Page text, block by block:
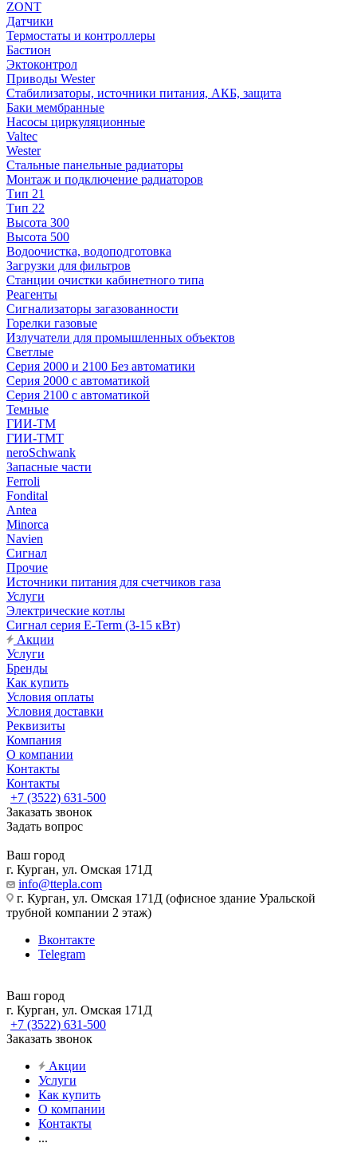
ZONT
Датчики
Термостаты и контроллеры
Бастион
Эктоконтрол
Приводы Wester
Стабилизаторы, источники питания, АКБ, защита
Баки мембранные
Насосы циркуляционные
Valtec
Wester
Стальные панельные радиаторы
Монтаж и подключение радиаторов
Тип 21
Тип 22
Высота 300
Высота 500
Водоочистка, водоподготовка
Загрузки для фильтров
Станции очистки кабинетного типа
Реагенты
Сигнализаторы загазованности
Горелки газовые
Излучатели для промышленных объектов
Светлые
Серия 2000 и 2100 Без автоматики
Серия 2000 с автоматикой
Серия 2100 с автоматикой
Темные
ГИИ-ТМ
ГИИ-ТМТ
neroSchwank
Запасные части
Ferroli
Fondital
Antea
Minorca
Navien
Сигнал
Прочие
Источники питания для счетчиков газа
Услуги
Электрические котлы
Сигнал серия E-Term (3-15 кВт)
Акции
Услуги
Бренды
Как купить
Условия оплаты
Условия доставки
Реквизиты
Компания
О компании
Контакты
Контакты
+7 (3522) 631-500
Заказать звонок
Задать вопрос
Ваш город
г. Курган, ул. Омская 171Д
info@ttepla.com
г. Курган, ул. Омская 171Д (офисное здание Уральской
трубной компании 2 этаж)
Вконтакте
Telegram
Ваш город
г. Курган, ул. Омская 171Д
+7 (3522) 631-500
Заказать звонок
Акции
Услуги
Как купить
О компании
Контакты
...